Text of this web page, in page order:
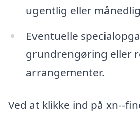
ugentlig eller
Eventuelle
grundrengøring eller
arrangementer.
Ved at klikke ind på xn--